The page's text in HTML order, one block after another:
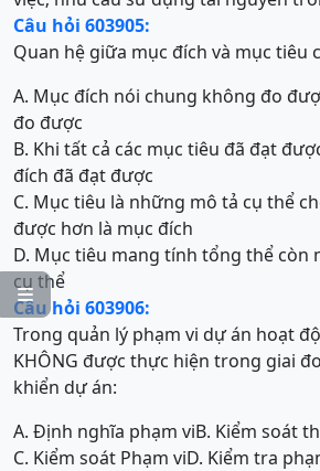

Câu hỏi 603905:
Quan hệ giữa mục đích và mục tiêu
A. Mục đích nói chung không đo
đo được
B. Khi tất cả các mục tiêu đã đạt
đích đã đạt được
C. Mục tiêu là những mô tả cụ thể
được hơn là mục đích
D. Mục tiêu mang tính tổng thể còn
cụ thể
Câu hỏi 603906:
Trong quản lý phạm vi dự án hoạt
KHÔNG được thực hiện trong giai
khiển dự án:
A. Định nghĩa phạm viB. Kiểm soát
C. Kiểm soát Phạm viD. Kiểm tra